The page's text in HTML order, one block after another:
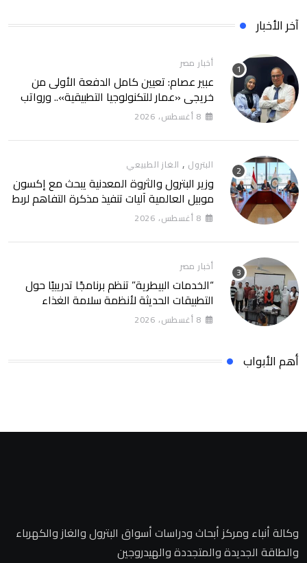
آخر الأخبار
أخبار مصر
عبير عصام: تعيين كامل الدفعة الأولى من
خريجي «عمار للتكنولوجيا التطبيقية».. ورواتب
تصل إلى 13 ألف جنيه
8 أغسطس، 2026
البترول , الغاز الطبيعي
وزير البترول والثروة المعدنية يبحث مع إكسون
موبيل العالمية آليات تنفيذ مذكرة التفاهم لربط
اكتشافات الشركة في قبرص بالبنية التحتية
المصرية
8 أغسطس، 2026
أخبار مصر
“الخدمات البيطرية” تنظم برنامجًا تدريبيًا حول
التطبيقات الحديثة لأنظمة سلامة الغذاء
8 أغسطس، 2026
أهم الأبواب
وكالة أنباء ومركز أبحاث ودراسات أسواق البترول والغاز والكهرباء
والطاقة الجديدة والمتجددة والهيدروجين